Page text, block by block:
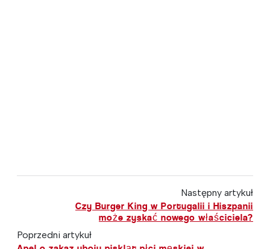
Następny artykuł
Czy Burger King w Portugalii i Hiszpanii
może zyskać nowego właściciela?
Poprzedni artykuł